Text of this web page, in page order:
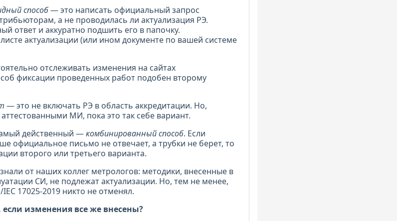
способ— это написать официальный запрос
а не проводилась ли актуализация РЭ.
ответ и аккуратно подшить его в папочку.
актуализации (или ином документе по вашей системе
отслеживать изменения на сайтах
фиксации проведенных работ подобен второму
— это не включать РЭ в область аккредитации. Но,
МИ, пока это так себе вариант.
действенный —комбинированный способ. Если
официальное письмо не отвечает, а трубки не берет, то
второго или третьего варианта.
от наших коллег метрологов: методики, внесенные в
СИ, не подлежат актуализации. Но, тем не менее,
17025-2019 никто не отменял.
если изменения все же внесены?